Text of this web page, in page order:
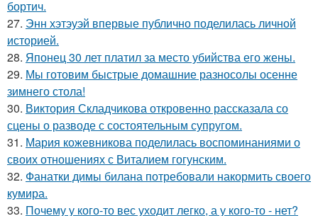
бортич.
27. Энн хэтэуэй впервые публично поделилась личной
историей.
28. Японец 30 лет платил за место убийства его жены.
29. Мы готовим быстрые домашние разносолы осенне
зимнего стола!
30. Виктория Складчикова откровенно рассказала со
сцены о разводе с состоятельным супругом.
31. Мария кожевникова поделилась воспоминаниями о
своих отношениях с Виталием гогунским.
32. Фанатки димы билана потребовали накормить своего
кумира.
33. Почему у кого-то вес уходит легко, а у кого-то - нет?